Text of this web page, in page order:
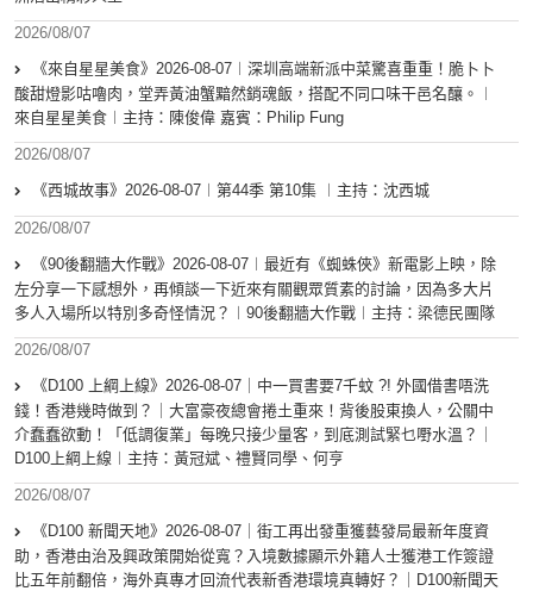
2026/08/07
《來自星星美食》2026-08-07︱深圳高端新派中菜驚喜重重！脆卜卜
酸甜燈影咕嚕肉，堂弄黃油蟹黯然銷魂飯，搭配不同口味干邑名釀。︱
來自星星美食︱主持：陳俊偉 嘉賓：Philip Fung
2026/08/07
《西城故事》2026-08-07︱第44季 第10集 ︱主持：沈西城
2026/08/07
《90後翻牆大作戰》2026-08-07︱最近有《蜘蛛俠》新電影上映，除
左分享一下感想外，再傾談一下近來有關觀眾質素的討論，因為多大片
多人入場所以特別多奇怪情況？︱90後翻牆大作戰︱主持：梁德民團隊
2026/08/07
《D100 上綱上線》2026-08-07｜中一買書要7千蚊 ?! 外國借書唔洗
錢！香港幾時做到？｜大富豪夜總會捲土重來！背後股東換人，公關中
介蠢蠢欲動！「低調復業」每晚只接少量客，到底測試緊乜嘢水溫？｜
D100上綱上線︱主持：黃冠斌、禮賢同學、何亨
2026/08/07
《D100 新聞天地》2026-08-07｜街工再出發重獲藝發局最新年度資
助，香港由治及興政策開始從寬？入境數據顯示外籍人士獲港工作簽證
比五年前翻倍，海外真專才回流代表新香港環境真轉好？｜D100新聞天